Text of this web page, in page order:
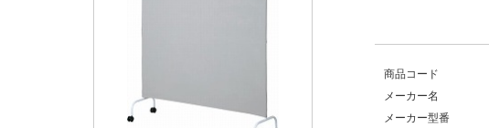
商品コード
メーカー名
メーカー型番